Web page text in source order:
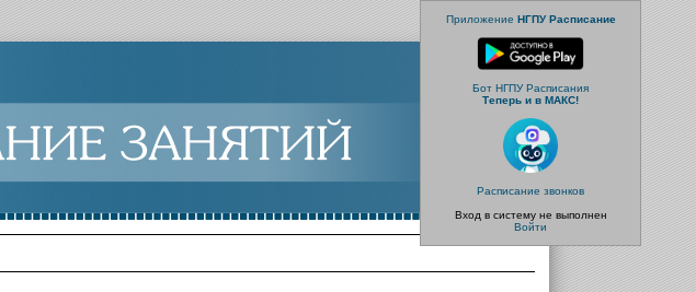
Приложение НГПУ Расписание
Бот НГПУ Расписания
Теперь и в МАКС!
Расписание звонков
Вход в систему не выполнен
Войти